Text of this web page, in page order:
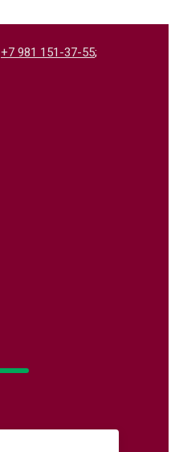
+7 981 151-37-55;